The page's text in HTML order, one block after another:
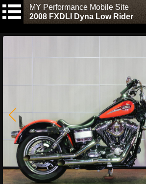
MY Performance Mobile Site
2008 FXDLI Dyna Low Rider